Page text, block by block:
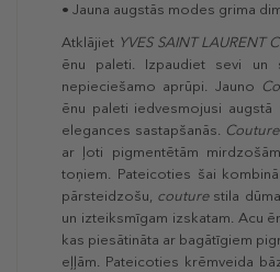
• Jauna augstās modes grima
Atklājiet YVES SAINT LAURENT
ēnu paleti. Izpaudiet sevi un
nepieciešamo aprūpi. Jauno
ēnu paleti iedvesmojusi
elegances sastapšanās.
ar ļoti pigmentētām
toņiem. Pateicoties šai
pārsteidzošu, couturestila
un izteiksmīgam izskatam. Acu
kas piesātināta ar bagātīgiem
eļļām. Pateicoties krēmveida